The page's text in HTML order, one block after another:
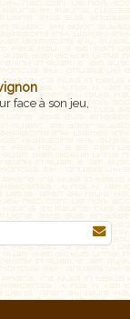
GLYPHE
face à son jeu,